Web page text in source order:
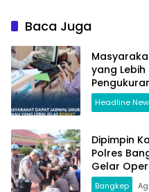
Baca Juga
yang
Headline
Dipimpin
Polres
Gelar
Bangkep